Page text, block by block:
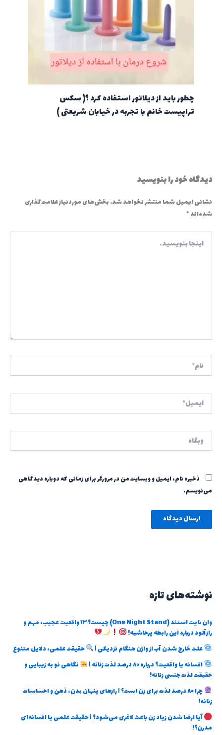
چطور باید از دیلاتور استفاده کرد ؟( سکس
تراپیست خانم با تجربه در خیابان شریعتی )
دیدگاه‌ خود را بنویسید
نشانی ایمیل شما منتشر نخواهد شد.بخش‌های موردنیاز علامت‌گذاری
شده‌اند*
بنویسید…
ایمیل*
ذخیره نام، ایمیل و وبسایت من در مرورگر برای زمانی که دوباره دیدگاهی
می‌نویسم.
نوشته‌های تازه
وان نایت استند (One Night Stand) چیست؟ ۱۳ واقعیت عجیب، مهم و
رازآلود درباره این رابطه پرحاشیه!
علت خارج شدن آب از واژن هنگام نزدیکی |
حقیقت علمی، دلایل متنوع
افسانه یا واقعیت؟ درباره ۸۰ درصد لذت زنانه |
نگاهی نو به زیبایی و
حقیقت لذت جنسی زنانه!
چرا ۸۰ درصد لذت برای زن است؟ | رازهای پنهان بدن، ذهن و احساسات
زنانه!
آیا ارضا شدن زیاد زن باعث لاغری می‌شود؟ | حقیقت علمی یا افسانه‌ای
مدرن؟!